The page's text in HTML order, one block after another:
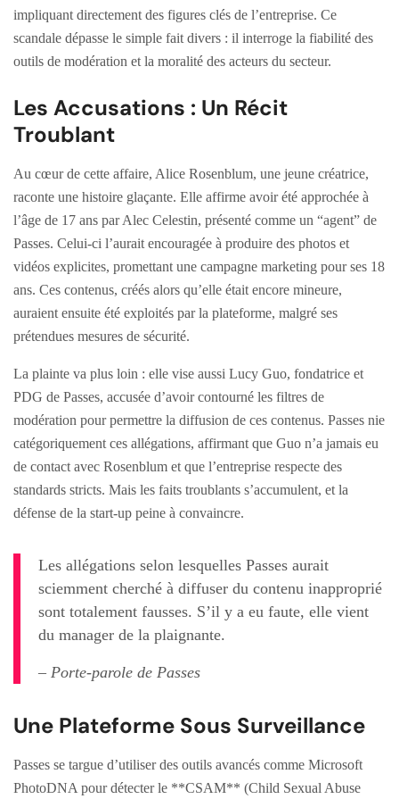
impliquant directement des figures clés de l’entreprise. Ce
scandale dépasse le simple fait divers : il interroge la fiabilité des
outils de modération et la moralité des acteurs du secteur.
Les Accusations : Un Récit
Troublant
Au cœur de cette affaire, Alice Rosenblum, une jeune créatrice,
raconte une histoire glaçante. Elle affirme avoir été approchée à
l’âge de 17 ans par Alec Celestin, présenté comme un “agent” de
Passes. Celui-ci l’aurait encouragée à produire des photos et
vidéos explicites, promettant une campagne marketing pour ses 18
ans. Ces contenus, créés alors qu’elle était encore mineure,
auraient ensuite été exploités par la plateforme, malgré ses
prétendues mesures de sécurité.
La plainte va plus loin : elle vise aussi Lucy Guo, fondatrice et
PDG de Passes, accusée d’avoir contourné les filtres de
modération pour permettre la diffusion de ces contenus. Passes nie
catégoriquement ces allégations, affirmant que Guo n’a jamais eu
de contact avec Rosenblum et que l’entreprise respecte des
standards stricts. Mais les faits troublants s’accumulent, et la
défense de la start-up peine à convaincre.
Les allégations selon lesquelles Passes aurait
sciemment cherché à diffuser du contenu inapproprié
sont totalement fausses. S’il y a eu faute, elle vient
du manager de la plaignante.
– Porte-parole de Passes
Une Plateforme Sous Surveillance
Passes se targue d’utiliser des outils avancés comme Microsoft
PhotoDNA pour détecter le **CSAM** (Child Sexual Abuse